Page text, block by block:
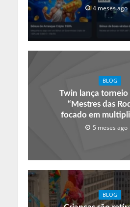
4 meses ago
BLOG
Twin lança torneio
“Mestres das
focado em
5 meses ago
BLOG